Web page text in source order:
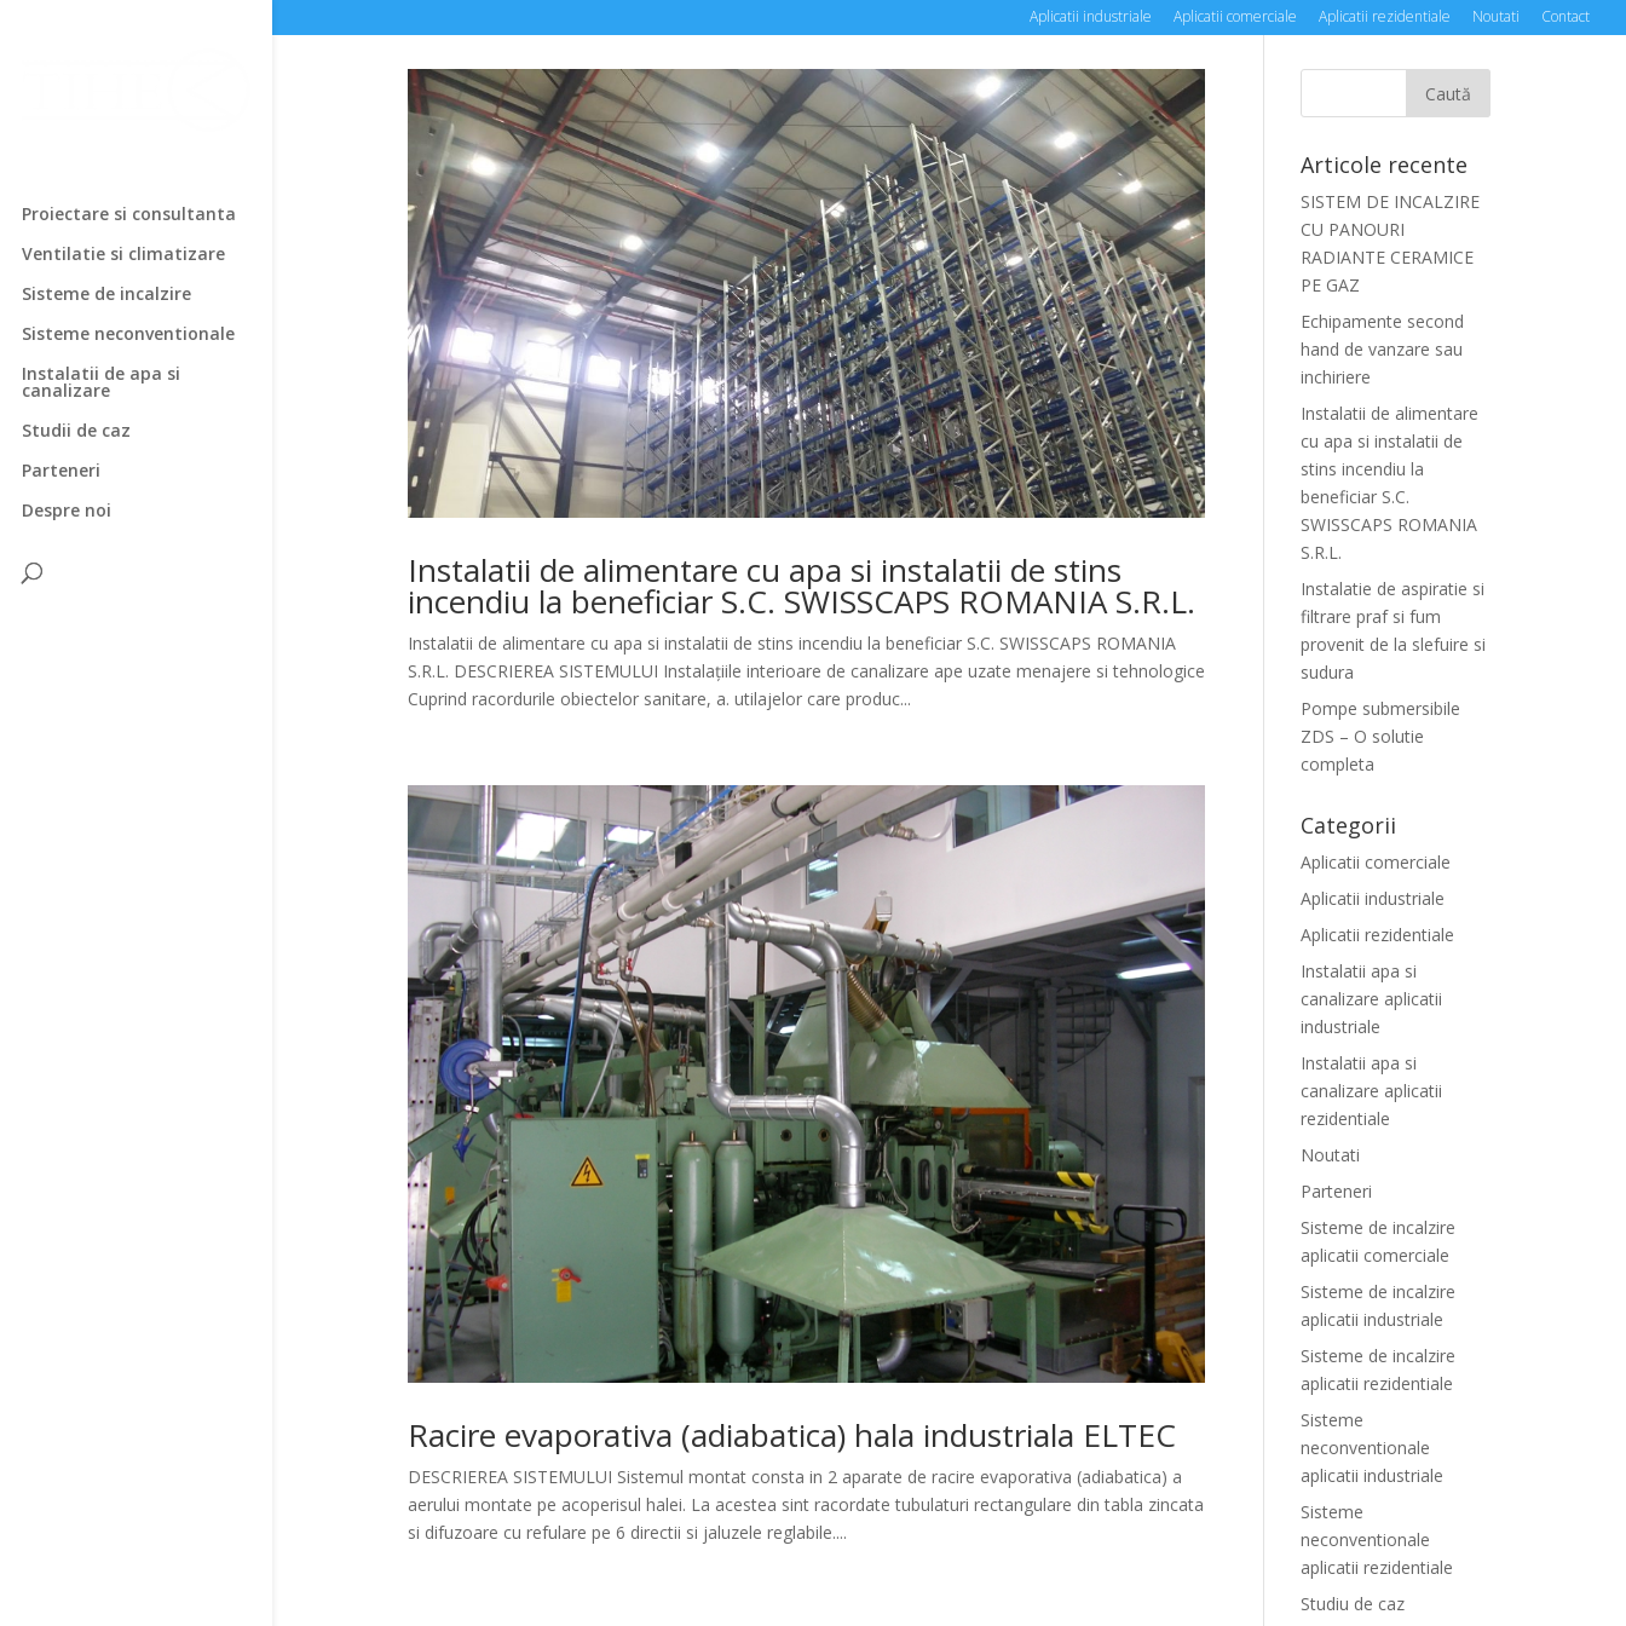
Aplicatii industriale Aplicatii comerciale Aplicatii rezidentiale Noutati Contact
Proiectare si consultanta
Ventilatie si climatizare
Sisteme de incalzire
Sisteme neconventionale
Instalatii de apa si
canalizare
Studii de caz
Parteneri
Despre noi
Instalatii de alimentare cu apa si instalatii de stins
incendiu la beneficiar S.C. SWISSCAPS ROMANIA S.R.L.
Instalatii de alimentare cu apa si instalatii de stins incendiu la beneficiar S.C. SWISSCAPS ROMANIA
S.R.L. DESCRIEREA SISTEMULUI Instalațiile interioare de canalizare ape uzate menajere si tehnologice
Cuprind racordurile obiectelor sanitare, a. utilajelor care produc...
Racire evaporativa (adiabatica) hala industriala ELTEC
DESCRIEREA SISTEMULUI Sistemul montat consta in 2 aparate de racire evaporativa (adiabatica) a
aerului montate pe acoperisul halei. La acestea sint racordate tubulaturi rectangulare din tabla zincata
si difuzoare cu refulare pe 6 directii si jaluzele reglabile....
Articole recente
SISTEM DE INCALZIRE
CU PANOURI
RADIANTE CERAMICE
PE GAZ
Echipamente second
hand de vanzare sau
inchiriere
Instalatii de alimentare
cu apa si instalatii de
stins incendiu la
beneficiar S.C.
SWISSCAPS ROMANIA
S.R.L.
Instalatie de aspiratie si
filtrare praf si fum
provenit de la slefuire si
sudura
Pompe submersibile
ZDS – O solutie
completa
Categorii
Aplicatii comerciale
Aplicatii industriale
Aplicatii rezidentiale
Instalatii apa si
canalizare aplicatii
industriale
Instalatii apa si
canalizare aplicatii
rezidentiale
Noutati
Parteneri
Sisteme de incalzire
aplicatii comerciale
Sisteme de incalzire
aplicatii industriale
Sisteme de incalzire
aplicatii rezidentiale
Sisteme
neconventionale
aplicatii industriale
Sisteme
neconventionale
aplicatii rezidentiale
Studiu de caz